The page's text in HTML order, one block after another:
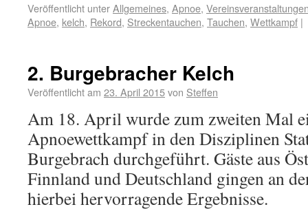
Veröffentlicht unterAllgemeines, Apnoe,
Apnoe, kelch, Rekord, Streckentauchen, Tauchen, Wettkampf |
2. Burgebracher Kelch
Veröffentlicht am 23. April 2015von Steffen
Am 18. April wurde zum zweiten Mal
Apnoewettkampf in den Disziplinen
Burgebrach durchgeführt. Gäste aus
Finnland und Deutschland gingen an
hierbei hervorragende Ergebnisse.